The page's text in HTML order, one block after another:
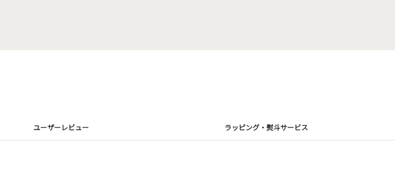
ユーザーレビュー ラッピング・熨斗サービス